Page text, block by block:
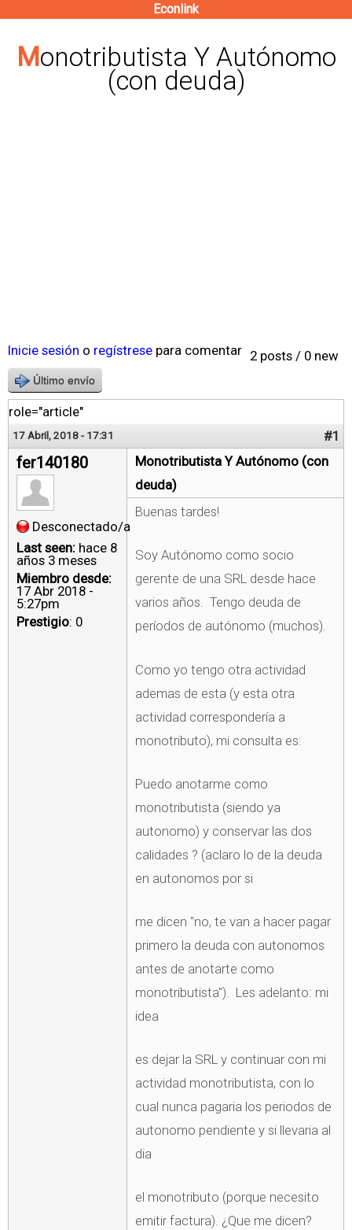
contenido
principal
Econlink
Monotributista Y Autónomo
(con deuda)
2 posts / 0 new
Inicie sesión o regístrese para comentar
Último envío
role="article"
17 Abril, 2018 - 17:31 #1
fer140180
Desconectado/a
Last seen: hace 8
años 3 meses
Miembro desde:
17 Abr 2018 -
5:27pm
Prestigio: 0
Monotributista Y Autónomo (con
deuda)
Buenas tardes!
Soy Autónomo como socio
gerente de una SRL desde hace
varios años. Tengo deuda de
períodos de autónomo (muchos).
Como yo tengo otra actividad
ademas de esta (y esta otra
actividad correspondería a
monotributo), mi consulta es:
Puedo anotarme como
monotributista (siendo ya
autonomo) y conservar las dos
calidades ? (aclaro lo de la deuda
en autonomos por si
me dicen "no, te van a hacer pagar
primero la deuda con autonomos
antes de anotarte como
monotributista"). Les adelanto: mi
idea
es dejar la SRL y continuar con mi
actividad monotributista, con lo
cual nunca pagaria los periodos de
autonomo pendiente y si llevaria al
dia
el monotributo (porque necesito
emitir factura). ¿Que me dicen?